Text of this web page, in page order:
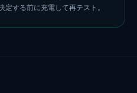
定する前に充電して再テスト。